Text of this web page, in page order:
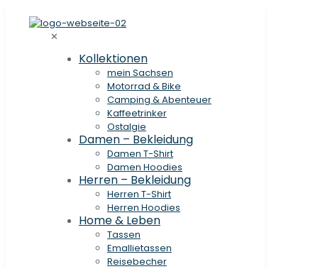
✕
Kollektionen
mein Sachsen
Motorrad & Bike
Camping & Abenteuer
Kaffeetrinker
Ostalgie
Damen – Bekleidung
Damen T-Shirt
Damen Hoodies
Herren – Bekleidung
Herren T-Shirt
Herren Hoodies
Home & Leben
Tassen
Emallietassen
Reisebecher